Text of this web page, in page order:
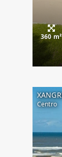
360 m²
Centro